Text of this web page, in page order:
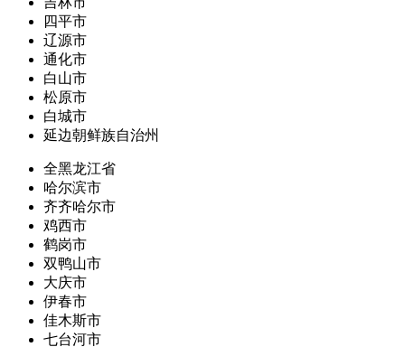
四平市
辽源市
通化市
白山市
松原市
白城市
延边朝鲜族自治州
全黑龙江省
哈尔滨市
齐齐哈尔市
鸡西市
鹤岗市
双鸭山市
大庆市
伊春市
佳木斯市
七台河市